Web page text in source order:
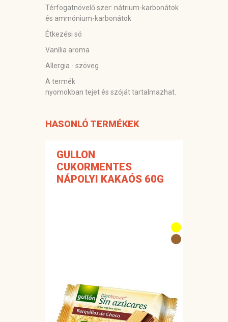
Térfogatnövelő szer: nátrium-karbonátok
és ammónium-karbonátok
Étkezési só
Vanília aroma
Allergia - szöveg
A termék
nyomokban tejet és szójáttartalmazhat.
HASONLÓ TERMÉKEK
GULLON
CUKORMENTES
NÁPOLYI KAKAÓS 60G